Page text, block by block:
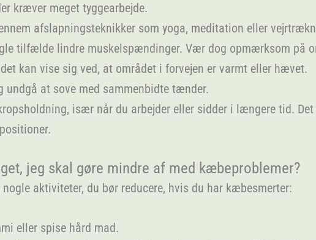
kræver meget tyggearbejde.
afslapningsteknikker som yoga, meditation eller
tilfælde lindre muskelspændinger. Vær dog opmærksom på
kan vise sig ved, at området i forvejen er varmt eller hævet.
undgå at sove med sammenbidte tænder.
især når du arbejder eller sidder i længere tid. Det
jeg skal gøre mindre af med kæbeproblemer?
nogle aktiviteter, du bør reducere, hvis du har kæbesmerter:
eller spise hård mad.